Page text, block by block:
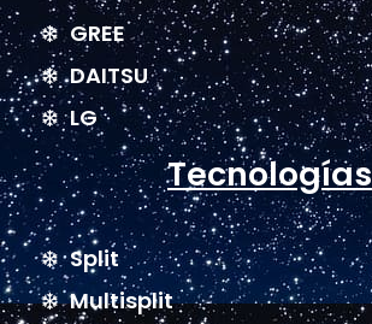
GREE
DAITSU
LG
Tecnologías
Split
Multisplit